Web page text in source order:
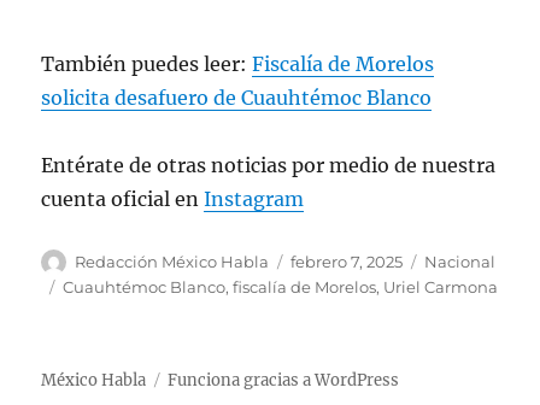
— Ciro Gómez Leyva (@CiroGomezL)
También puedes leer:Fiscalía de Morelos
solicita desafuero de Cuauhtémoc Blanco
Entérate de otras noticias por medio de nuestra
cuenta oficial enInstagram
A
u
Redacción México Habla
P
u
c
febrero 7, 2025
C
a
Nacional
E
u
Cuauhtémoc Blanco,fiscalía de Morelos, Uriel Carmona
México Habla Funciona gracias a WordPress